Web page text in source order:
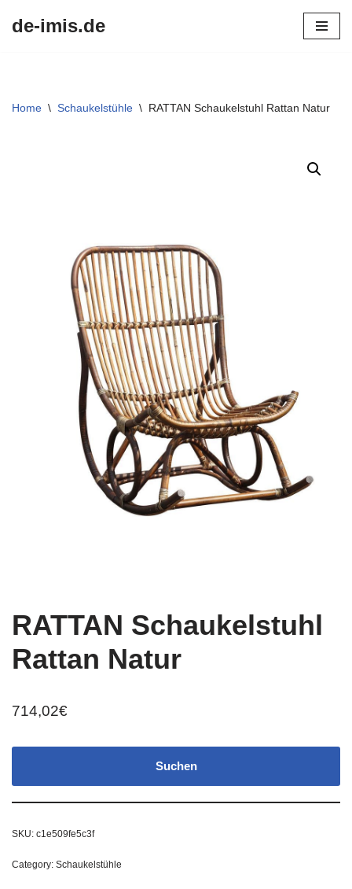
de-imis.de
Home \ Schaukelstühle \ RATTAN Schaukelstuhl Rattan Natur
RATTAN Schaukelstuhl
Rattan Natur
714,02€
Suchen
SKU: c1e509fe5c3f
Category: Schaukelstühle